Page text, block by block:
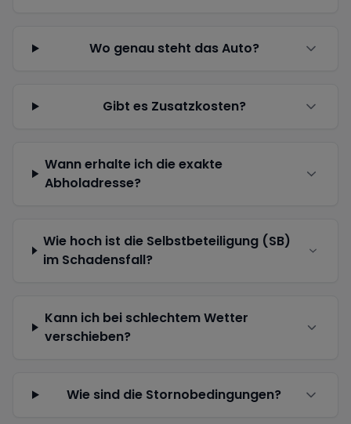
Wo genau steht das Auto?
Gibt es Zusatzkosten?
Wann erhalte ich die exakte
Abholadresse?
Wie hoch ist die Selbstbeteiligung (SB)
im Schadensfall?
Kann ich bei schlechtem Wetter
verschieben?
Wie sind die Stornobedingungen?